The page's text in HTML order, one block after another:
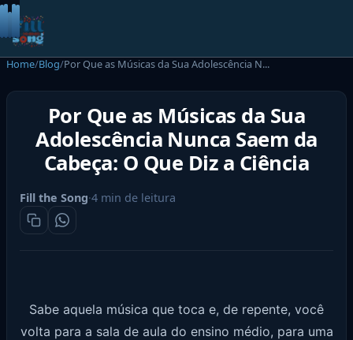
Carregando…
Home/Blog/Por Que as Músicas da Sua Adolescência N...
Por Que as Músicas da Sua
Adolescência Nunca Saem da
Cabeça: O Que Diz a Ciência
Fill the Song·4 min de leitura
Sabe aquela música que toca e, de repente, você
volta para a sala de aula do ensino médio, para uma